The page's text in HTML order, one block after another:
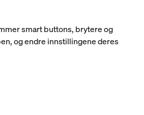
smart buttons, brytere og
og endre innstillingene deres